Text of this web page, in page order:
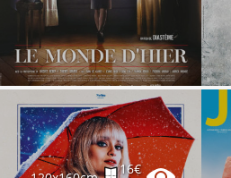
16€